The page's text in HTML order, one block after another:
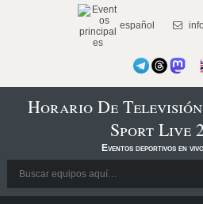
español
Horario De
Sport Live
Eventos deportivos en